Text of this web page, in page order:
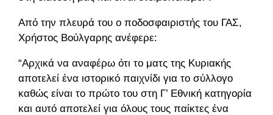
Από την πλευρά του ο ποδοσφαιριστής του ΓΑΣ,
Χρήστος Βούλγαρης ανέφερε:
“Αρχικά να αναφέρω ότι το ματς της Κυριακής
αποτελεί ένα ιστορικό παιχνίδι για το σύλλογο
καθώς είναι το πρώτο του στη Γ’ Εθνική κατηγορία
και αυτό αποτελεί για όλους τους παίκτες ένα